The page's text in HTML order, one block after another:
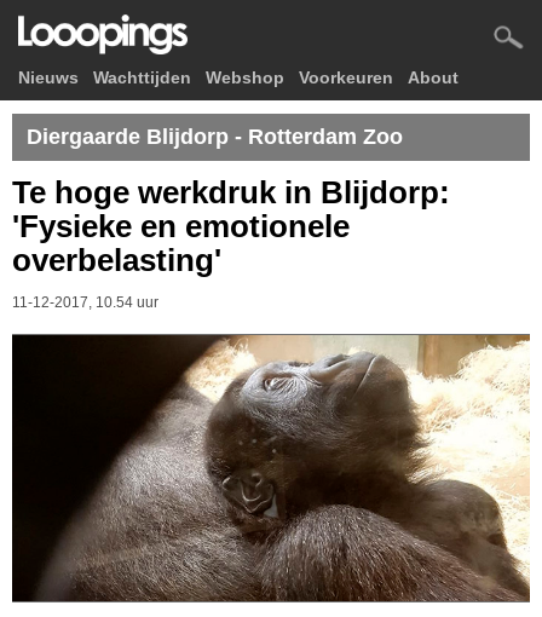
Nieuws Wachttijden Webshop Voorkeuren About
Diergaarde Blijdorp - Rotterdam Zoo
Te hoge werkdruk in Blijdorp:
'Fysieke en emotionele
overbelasting'
11-12-2017, 10.54 uur